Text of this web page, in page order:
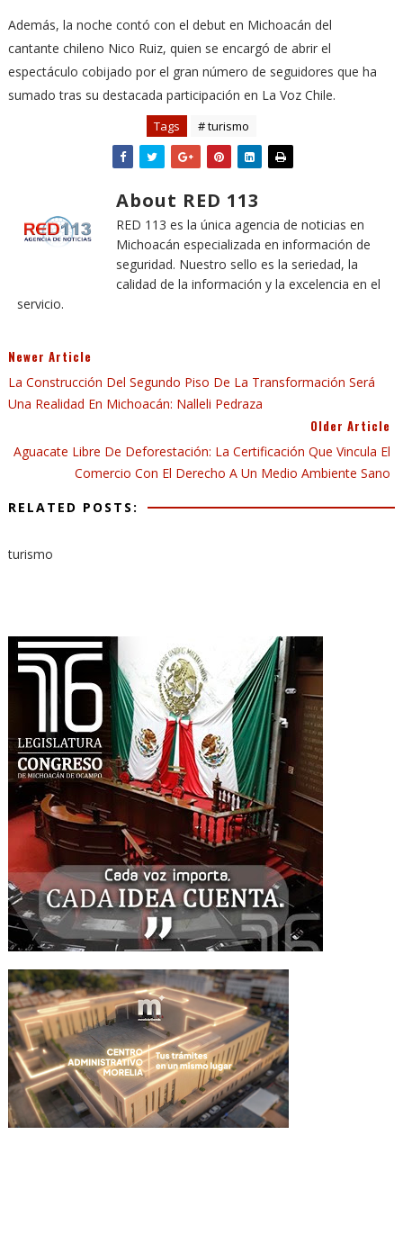
Además, la noche contó con el debut en Michoacán del
cantante chileno Nico Ruiz, quien se encargó de abrir el
espectáculo cobijado por el gran número de seguidores que ha
sumado tras su destacada participación en La Voz Chile.
Tags # turismo
About RED 113
RED 113 es la única agencia de noticias en
Michoacán especializada en información de
seguridad. Nuestro sello es la seriedad, la
calidad de la información y la excelencia en el
servicio.
Newer Article
La Construcción Del Segundo Piso De La Transformación Será
Una Realidad En Michoacán: Nalleli Pedraza
Older Article
Aguacate Libre De Deforestación: La Certificación Que Vincula El
Comercio Con El Derecho A Un Medio Ambiente Sano
RELATED POSTS:
turismo